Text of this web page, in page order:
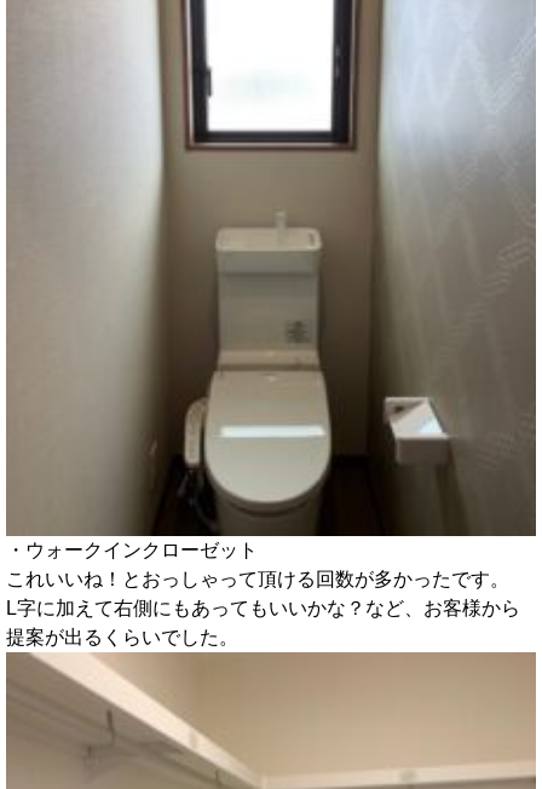
・ウォークインクローゼット
これいいね！とおっしゃって頂ける回数が多かったです。
L字に加えて右側にもあってもいいかな？など、お客様から
提案が出るくらいでした。